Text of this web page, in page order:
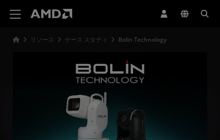
リソース ケース スタディ Bolin Technology